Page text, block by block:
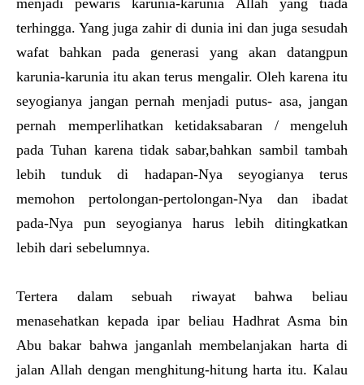
menjadi pewaris karunia-karunia Allah yang tiada
terhingga. Yang juga zahir di dunia ini dan juga sesudah
wafat bahkan pada generasi yang akan datangpun
karunia-karunia itu akan terus mengalir. Oleh karena itu
seyogianya jangan pernah menjadi putus- asa, jangan
pernah memperlihatkan ketidaksabaran / mengeluh
pada Tuhan karena tidak sabar,bahkan sambil tambah
lebih tunduk di hadapan-Nya seyogianya terus
memohon pertolongan-pertolongan-Nya dan ibadat
pada-Nya pun seyogianya harus lebih ditingkatkan
lebih dari sebelumnya.
Tertera dalam sebuah riwayat bahwa beliau
menasehatkan kepada ipar beliau Hadhrat Asma bin
Abu bakar bahwa janganlah membelanjakan harta di
jalan Allah dengan menghitung-hitung harta itu. Kalau